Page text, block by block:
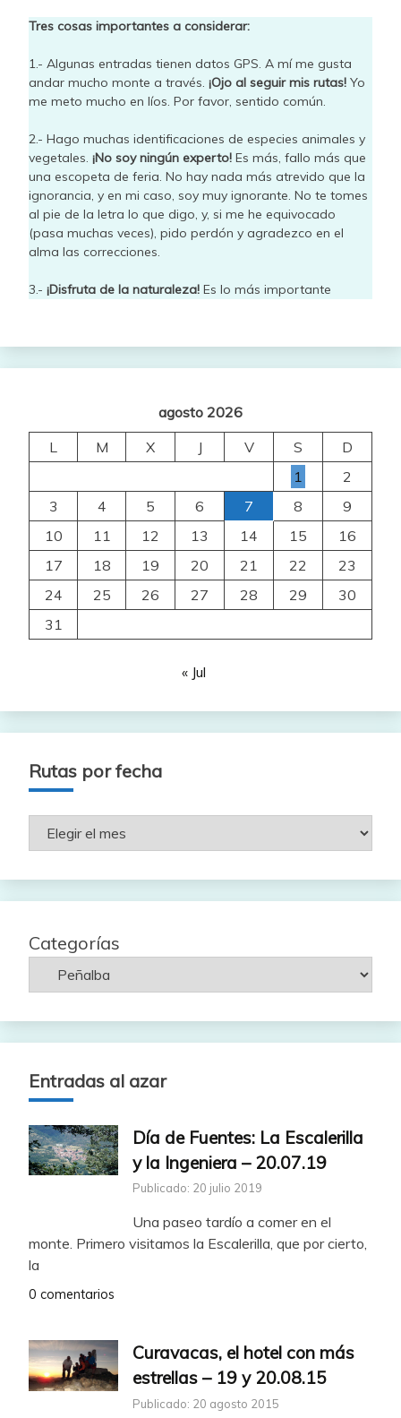
Tres cosas importantes a considerar:
1.- Algunas entradas tienen datos GPS. A mí me gusta
andar mucho monte a través. ¡Ojo al seguir mis rutas! Yo
me meto mucho en líos. Por favor, sentido común.
2.- Hago muchas identificaciones de especies animales y
vegetales. ¡No soy ningún experto! Es más, fallo más que
una escopeta de feria. No hay nada más atrevido que la
ignorancia, y en mi caso, soy muy ignorante. No te tomes
al pie de la letra lo que digo, y, si me he equivocado
(pasa muchas veces), pido perdón y agradezco en el
alma las correcciones.
3.- ¡Disfruta de la naturaleza! Es lo más importante
agosto 2026
L
M X J V S
D
1
2
3
4 5 6 7 8
9
10
11 12 13 14 15
16
17
18 19 20 21 22
23
24
25 26 27 28 29
30
31
« Jul
Rutas por fecha
Rutas
Categorías
Entradas al azar
Día de Fuentes: La Escalerilla
y la Ingeniera – 20.07.19
Publicado: 20 julio 2019
Una paseo tardío a comer en el
monte. Primero visitamos la Escalerilla, que por cierto,
la
0 comentarios
Curavacas, el hotel con más
estrellas – 19 y 20.08.15
Publicado: 20 agosto 2015